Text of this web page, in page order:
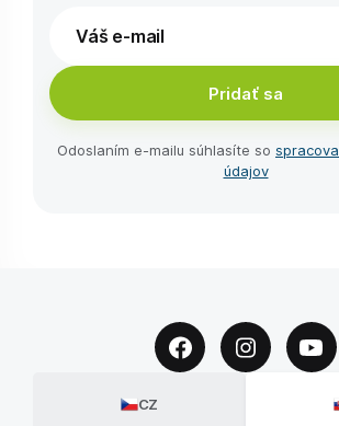
Pridať sa
Odoslaním e-⁠mailu súhlasíte so
údajov
CZ